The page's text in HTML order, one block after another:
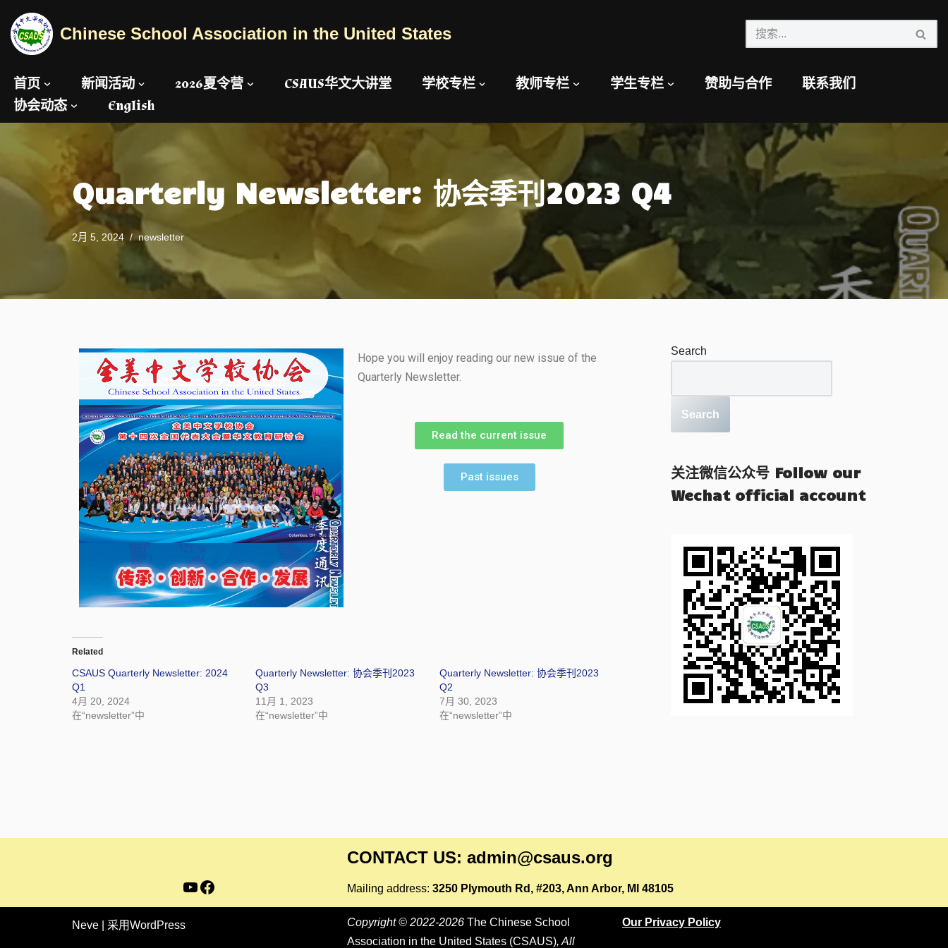
跳
正
文
Chinese School Association in the United States
首页 新闻活动 2026夏令营 CSAUS华文大讲堂 学校专栏 教师专栏 学生专栏 赞助与合作
联系我们
协会动态
English
Quarterly Newsletter: 协会季刊2023 Q4
2月 5, 2024 newsletter
Hope you will enjoy reading our new issue of the
Quarterly Newsletter.
Read the current issue
Past issues
Related
CSAUS Quarterly Newsletter: 2024
Q1
4月 20, 2024
在“newsletter”中
Quarterly Newsletter: 协会季刊2023
Q3
11月 1, 2023
在“newsletter”中
Quarterly Newsletter: 协会季刊2023
Q2
7月 30, 2023
在“newsletter”中
Search
Search
关注微信公众号 Follow our
Wechat official account
CONTACT US: admin@csaus.org
Mailing address: 3250 Plymouth Rd, #203, Ann Arbor, MI 48105
Neve | 采用WordPress Copyright © 2022-2026 The Chinese School
Association in the United States (CSAUS), All
Our Privacy Policy